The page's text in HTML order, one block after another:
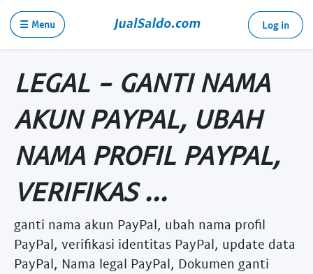
☰ Menu Log in
LEGAL - GANTI NAMA
AKUN PAYPAL, UBAH
NAMA PROFIL PAYPAL,
VERIFIKAS ...
ganti nama akun PayPal, ubah nama profil
PayPal, verifikasi identitas PayPal, update data
PayPal, Nama legal PayPal, Dokumen ganti